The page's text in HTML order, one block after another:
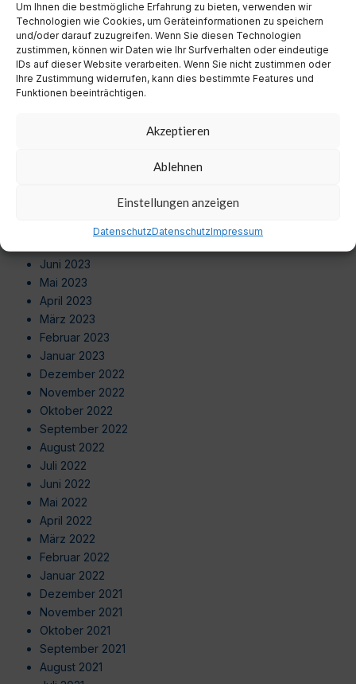
Um Ihnen die bestmögliche Erfahrung zu bieten, verwenden wir
Technologien wie Cookies, um Geräteinformationen zu speichern
und/oder darauf zuzugreifen. Wenn Sie diesen Technologien
zustimmen, können wir Daten wie Ihr Surfverhalten oder eindeutige
IDs auf dieser Website verarbeiten. Wenn Sie nicht zustimmen oder
Ihre Zustimmung widerrufen, kann dies bestimmte Features und
Funktionen beeinträchtigen.
Akzeptieren
Ablehnen
Einstellungen anzeigen
DatenschutzDatenschutzImpressum
August 2024
Juli 2024
Juni 2024
Mai 2024
April 2024
März 2024
September 2023
August 2023
Juni 2023
Mai 2023
April 2023
März 2023
Februar 2023
Januar 2023
Dezember 2022
November 2022
Oktober 2022
September 2022
August 2022
Juli 2022
Juni 2022
Mai 2022
April 2022
März 2022
Februar 2022
Januar 2022
Dezember 2021
November 2021
Oktober 2021
September 2021
August 2021